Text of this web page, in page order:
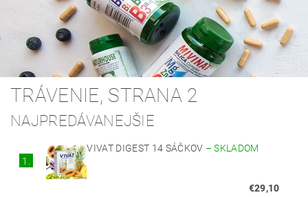
TRÁVENIE, STRANA 2
NAJPREDÁVANEJŠIE
1.
VIVAT DIGEST 14 SÁČKOV –SKLADOM
€29,10